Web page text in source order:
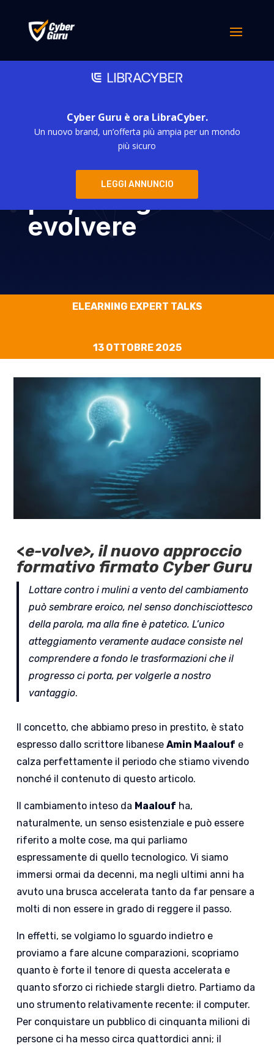
Cyber Guru è ora LibraCyber.
Un nuovo brand, un’offerta più ampia per un mondo
più sicuro
LEGGI ANNUNCIO
Cyber Security:
sapere non basta
più, bisogna
evolvere
ELEARNING EXPERT TALKS
13 OTTOBRE 2025
<e-volve>, il nuovo approccio
formativo firmato Cyber Guru
Lottare contro i mulini a vento del cambiamento
può sembrare eroico, nel senso donchisciottesco
della parola, ma alla fine è patetico. L’unico
atteggiamento veramente audace consiste nel
comprendere a fondo le trasformazioni che il
progresso ci porta, per volgerle a nostro
vantaggio.
Il concetto, che abbiamo preso in prestito, è stato
espresso dallo scrittore libaneseAmin Maalouf e
calza perfettamente il periodo che stiamo vivendo
nonché il contenuto di questo articolo.
Il cambiamento inteso da Maalouf ha,
naturalmente, un senso esistenziale e può essere
riferito a molte cose, ma qui parliamo
espressamente di quello tecnologico. Vi siamo
immersi ormai da decenni, ma negli ultimi anni ha
avuto una brusca accelerata tanto da far pensare a
molti di non essere in grado di reggere il passo.
In effetti, se volgiamo lo sguardo indietro e
proviamo a fare alcune comparazioni, scopriamo
quanto è forte il tenore di questa accelerata e
quanto sforzo ci richiede stargli dietro. Partiamo da
uno strumento relativamente recente: il computer.
Per conquistare un pubblico di cinquanta milioni di
persone ci ha messo circa quattordici anni; il